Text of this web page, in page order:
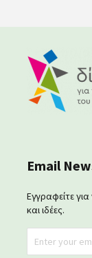
Email
Εγγραφείτε
και ιδέες.